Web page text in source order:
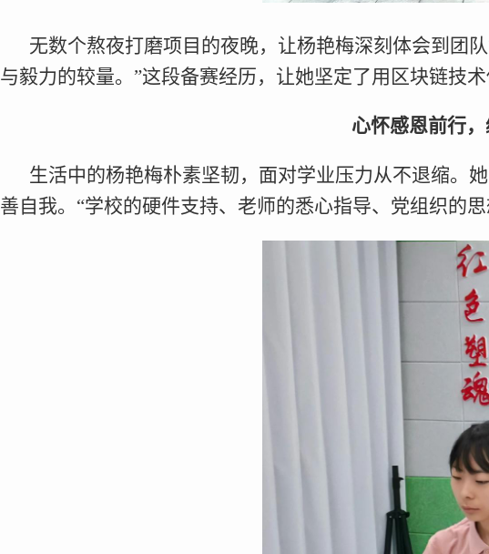
无数个熬夜打磨项目的夜晚，让杨艳梅深刻体会到团
与毅力的较量。”这段备赛经历，让她坚定了用区块链技术
心怀感恩前行
生活中的杨艳梅朴素坚韧，面对学业压力从不退缩。
善自我。“学校的硬件支持、老师的悉心指导、党组织的